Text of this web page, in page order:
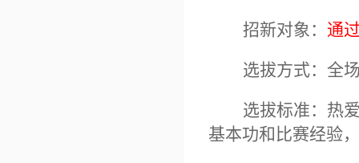
招新对象： 通
选拔方式：全
选拔标准：热
基本功和比赛经验